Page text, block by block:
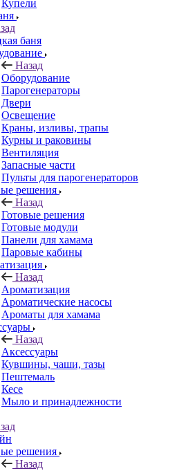
Купели
баня
Назад
Оборудование
Парогенераторы
Двери
Освещение
Краны, изливы, трапы
Курны и раковины
Вентиляция
Запасные части
Пульты для парогенераторов
решения
Назад
Готовые решения
Готовые модули
Панели для хамама
Паровые кабины
Назад
Ароматизация
Ароматические насосы
Ароматы для хамама
Назад
Аксессуары
Кувшины, чаши, тазы
Пештемаль
Кесе
Мыло и принадлежности
решения
Назад